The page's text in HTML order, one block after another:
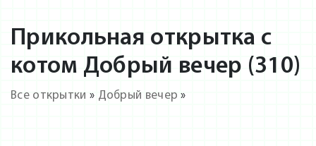
Прикольная открытка с
котом Добрый вечер (310)
Все открытки » Добрый вечер »